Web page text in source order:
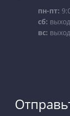
пн-пт:
сб:
вс: